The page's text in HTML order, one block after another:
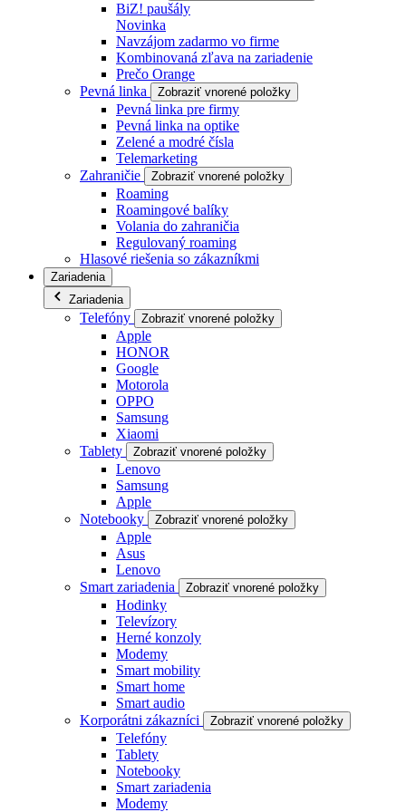
BiZ! paušály
Novinka
Navzájom zadarmo vo firme
Kombinovaná zľava na zariadenie
Prečo Orange
Pevná linka
Zobraziť vnorené položky
Pevná linka pre firmy
Pevná linka na optike
Zelené a modré čísla
Telemarketing
Zahraničie
Zobraziť vnorené položky
Roaming
Roamingové balíky
Volania do zahraničia
Regulovaný roaming
Hlasové riešenia so zákazníkmi
Zariadenia
Zariadenia
Telefóny Zobraziť vnorené položky
Apple
HONOR
Google
Motorola
OPPO
Samsung
Xiaomi
Tablety
Zobraziť vnorené položky
Lenovo
Samsung
Apple
Notebooky
Zobraziť vnorené položky
Apple
Asus
Lenovo
Smart zariadenia
Zobraziť vnorené položky
Hodinky
Televízory
Herné konzoly
Modemy
Smart mobility
Smart home
Smart audio
Korporátni zákazníci
Zobraziť vnorené položky
Telefóny
Tablety
Notebooky
Smart zariadenia
Modemy